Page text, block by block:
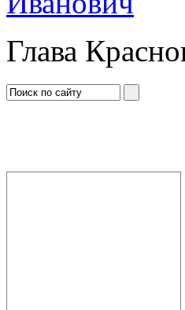
Глава